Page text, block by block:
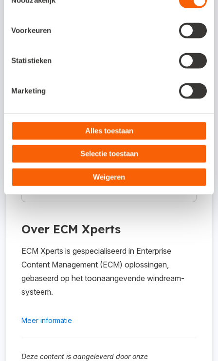
Voorkeuren
Statistieken
Marketing
Alles toestaan
Selectie toestaan
Weigeren
alleen gebruiken als je werkt met een online
Hoe activeer ik de koppeling?
Waar kan ik meer informatie vinden
Over ECM Xperts
ECM Xperts is gespecialiseerd in Enterprise
Content Management (ECM) oplossingen,
gebaseerd op het toonaangevende windream-
systeem.
Meer informatie
Deze content is aangeleverd door onze